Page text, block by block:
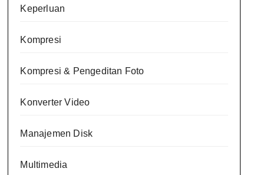
Keperluan
Kompresi
Kompresi & Pengeditan Foto
Konverter Video
Manajemen Disk
Multimedia